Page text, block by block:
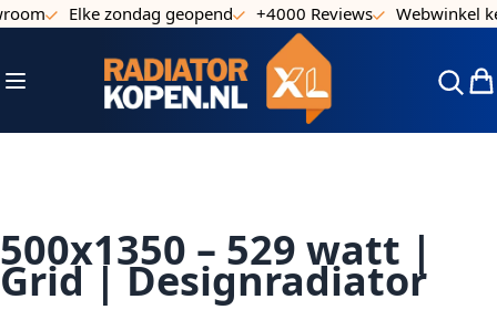
Ga naar de inhoud
Elke zondag geopend +4000 Reviews Webwinkel
Toggle Nav
500x1350 – 529 watt |
Grid | Designradiator